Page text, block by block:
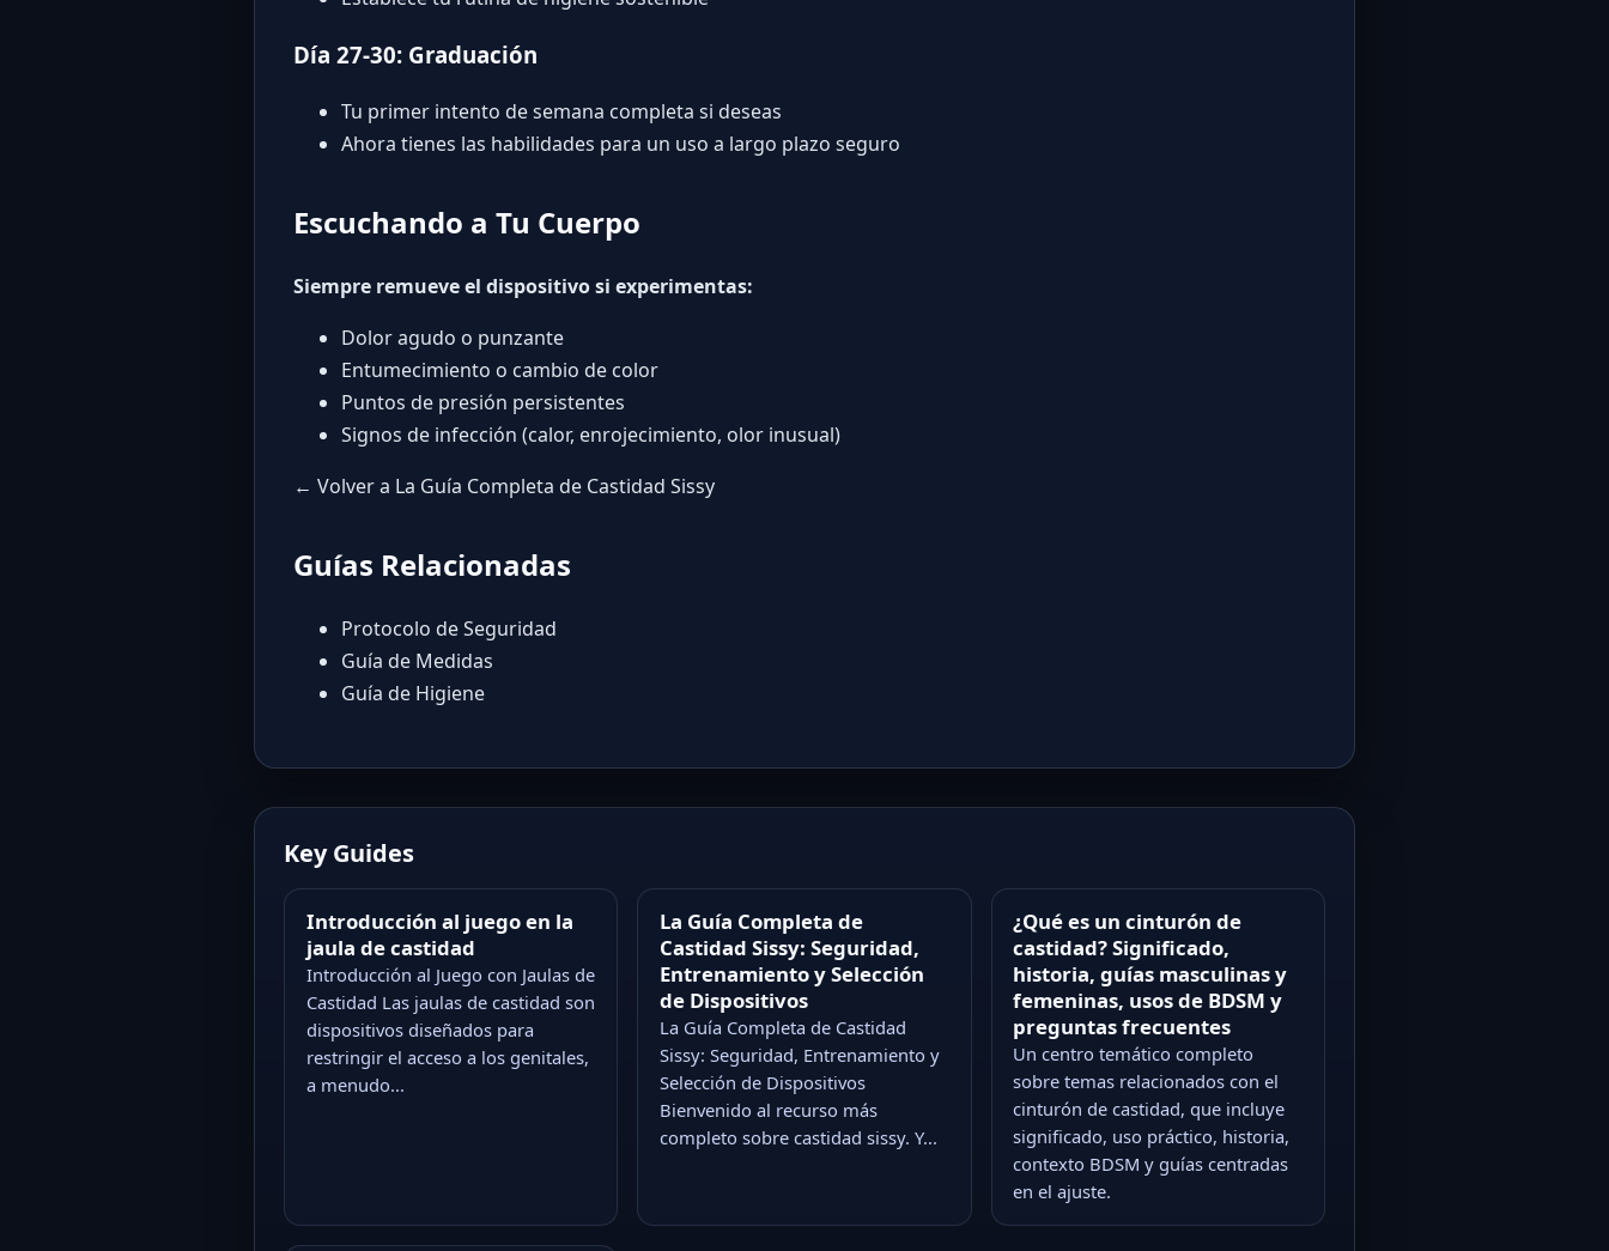
Día 27-30: Graduación
Tu primer intento de semana completa si deseas
Ahora tienes las habilidades para un uso a largo plazo seguro
Escuchando a Tu Cuerpo
Siempre remueve el dispositivo si experimentas:
Dolor agudo o punzante
Entumecimiento o cambio de color
Puntos de presión persistentes
Signos de infección (calor, enrojecimiento, olor inusual)
← Volver a La Guía Completa de Castidad Sissy
Guías Relacionadas
Protocolo de Seguridad
Guía de Medidas
Guía de Higiene
Key Guides
Introducción al juego en la
jaula de castidad
Introducción al Juego con Jaulas de
Castidad Las jaulas de castidad son
dispositivos diseñados para
restringir el acceso a los genitales,
a menudo...
La Guía Completa de
Castidad Sissy: Seguridad,
Entrenamiento y Selección
de Dispositivos
La Guía Completa de Castidad
Sissy: Seguridad, Entrenamiento y
Selección de Dispositivos
Bienvenido al recurso más
completo sobre castidad sissy. Y...
¿Qué es un cinturón de
castidad? Significado,
historia, guías masculinas y
femeninas, usos de BDSM y
preguntas frecuentes
Un centro temático completo
sobre temas relacionados con el
cinturón de castidad, que incluye
significado, uso práctico, historia,
contexto BDSM y guías centradas
en el ajuste.